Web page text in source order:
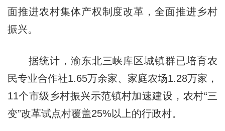
面推进农村集体产权制度改革，全面推进乡村
振兴。
据统计，渝东北三峡库区城镇群已培育农
民专业合作社1.65万余家、家庭农场1.28万家，
11个市级乡村振兴示范镇村加速建设，农村“三
变”改革试点村覆盖25%以上的行政村。